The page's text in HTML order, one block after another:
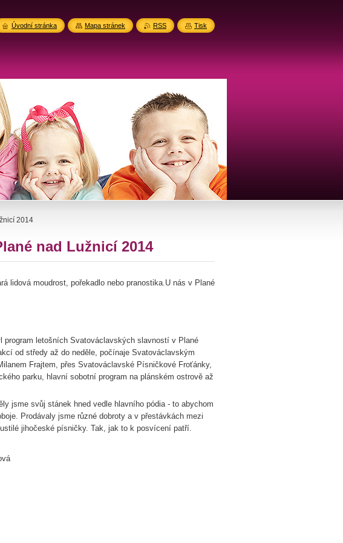
2014
nad Lužnicí 2014
lidová moudrost, pořekadlo nebo pranostika.U nás v Plané
letošních Svatováclavských slavností v Plané
od středy až do neděle, počínaje Svatováclavským
Frajtem, přes Svatováclavské Písničkové Froťánky,
parku, hlavní sobotní program na plánském ostrově až
jsme svůj stánek hned vedle hlavního pódia - to abychom
Prodávaly jsme různé dobroty a v přestávkách mezi
jihočeské písničky. Tak, jak to k posvícení patří.
Úvodní stránka Mapa stránek RSS Tisk